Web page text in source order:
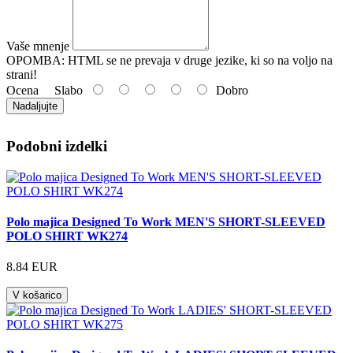
Vaše mnenje
OPOMBA: HTML se ne prevaja v druge jezike, ki so na voljo na
strani!
Ocena Slabo Dobro
Nadaljujte
Podobni izdelki
Polo majica Designed To Work MEN'S SHORT-SLEEVED
POLO SHIRT WK274
8.84 EUR
V košarico